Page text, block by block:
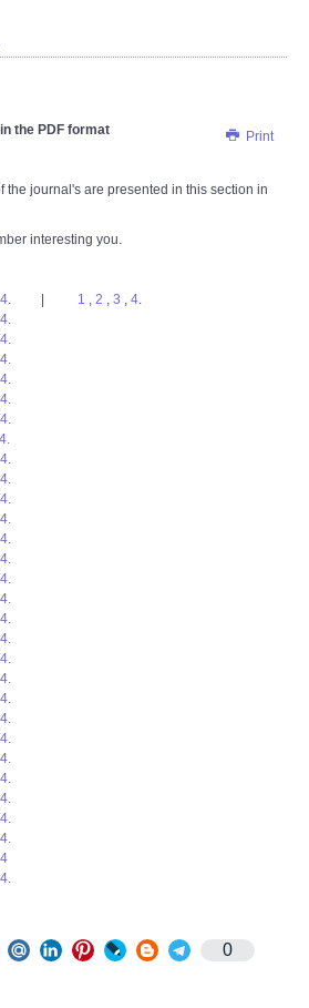
Print
the PDF format
the journal's are presented in this section in
interesting you.
4. | 1 , 2 , 3 , 4.
4.
4.
4.
4.
.
4.
4.
4.
4.
4.
.
.
.
.
.
.
.
4.
4.
4.
4.
4.
4.
4
4.
0